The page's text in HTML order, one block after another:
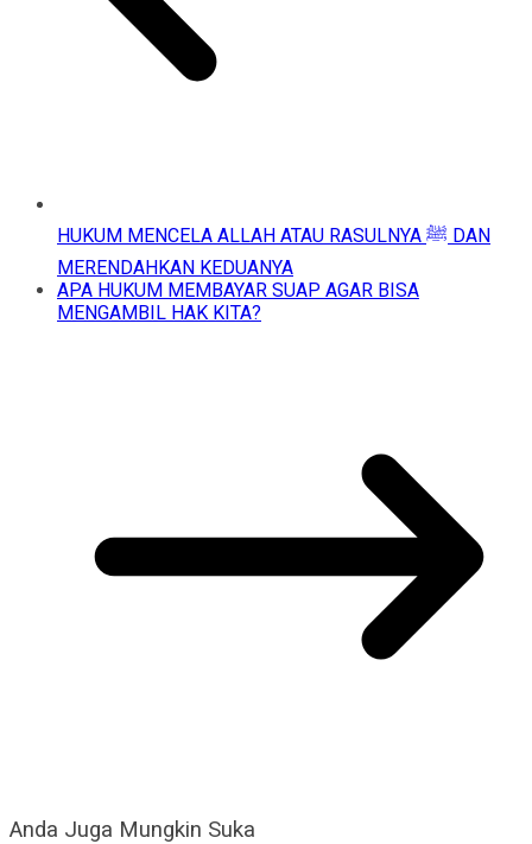
HUKUM MENCELA ALLAH ATAU RASULNYA ﷺ DAN
MERENDAHKAN KEDUANYA
APA HUKUM MEMBAYAR SUAP AGAR BISA
MENGAMBIL HAK KITA?
Anda Juga Mungkin Suka